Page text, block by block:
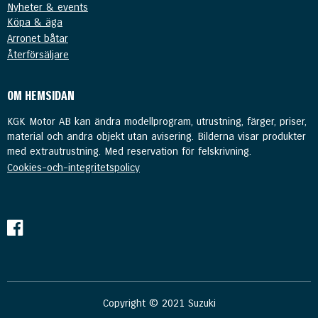
Nyheter & events
Köpa & äga
Arronet båtar
Återförsäljare
OM HEMSIDAN
KGK Motor AB kan ändra modellprogram, utrustning, färger, priser,
material och andra objekt utan avisering. Bilderna visar produkter
med extrautrustning. Med reservation för felskrivning.
Cookies-och-integritetspolicy
Copyright © 2021 Suzuki